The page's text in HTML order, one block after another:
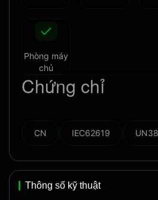
Phòng máy
chủ
Chứng chỉ
CN IEC62619
Thông số kỹ thuật